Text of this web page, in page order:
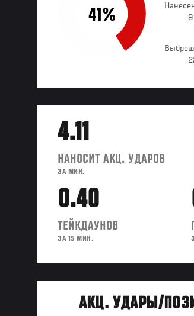
41%
4.11
НАНОСИТ АКЦ. УДАРОВ
ЗА МИН.
0.40
ТЕЙКДАУНОВ
ЗА 15 МИН.
АКЦ. УДАРЫ/